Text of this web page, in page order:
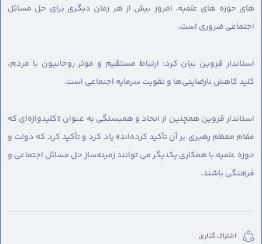
های حوزه های علمیه، امروز بیش از هر زمان دیگری برای حل مسائل
اجتماعی ضروری است.
استاندار قزوین بیان کرد: ارتباط مستقیم و موثر روحانیون با مردم،
کلید کاهش نارضایتی‌ها و تقویت سرمایه اجتماعی است.
استاندار قزوین همچنین از اتحاد و همبستگی به عنوان «کلیدواژه‌ای که
مقام معظم رهبری بر آن تأکید کرده‌اند» یاد کرد و تأکید کرد که دولت و
حوزه علمیه با همکاری یکدیگر می توانند زمینه‌ساز حل مسائل اجتماعی و
فرهنگی باشند.
اشتراک گذاری